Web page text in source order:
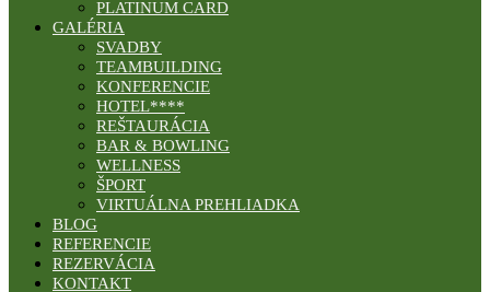
PLATINUM CARD
GALÉRIA
SVADBY
TEAMBUILDING
KONFERENCIE
HOTEL****
REŠTAURÁCIA
BAR & BOWLING
WELLNESS
ŠPORT
VIRTUÁLNA PREHLIADKA
BLOG
REFERENCIE
REZERVÁCIA
KONTAKT